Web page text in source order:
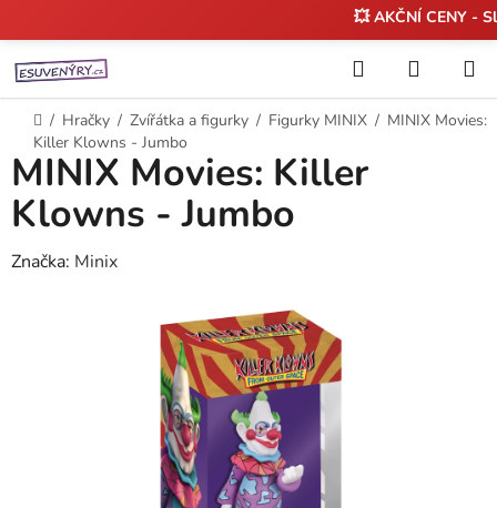
na
obsah
💥 AKČNÍ CENY -
Hledat
KOŠÍK
Domů
/ Hračky / Zvířátka a figurky / Figurky MINIX / MINIX Movies:
Killer Klowns - Jumbo
MINIX Movies: Killer
Klowns - Jumbo
Značka: Minix